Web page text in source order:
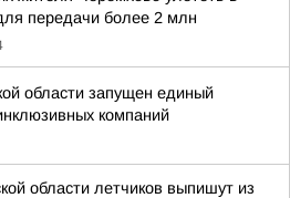
передачи более 2 млн
области запущен единый
компаний
области летчиков выпишут из